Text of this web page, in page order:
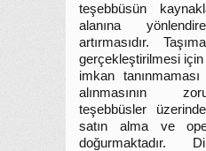
teşebbüsün
alanına
artırmasıdır.
gerçekleştirilmesi
imkan
alınmasının
teşebbüsler
satın alma ve
doğurmaktadır.